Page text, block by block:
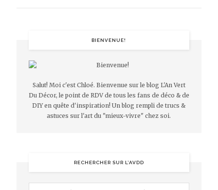
BIENVENUE!
Salut! Moi c'est Chloé. Bienvenue sur le blog L'An Vert
Du Décor, le point de RDV de tous les fans de déco & de
DIY en quête d'inspiration! Un blog rempli de trucs &
astuces sur l'art du "mieux-vivre" chez soi.
RECHERCHER SUR L’AVDD